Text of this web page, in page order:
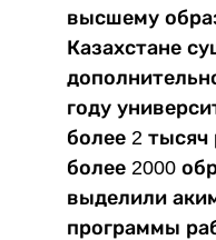
высшему
Казахстане
году
более 2 тысяч
более 2000
выделили
программы